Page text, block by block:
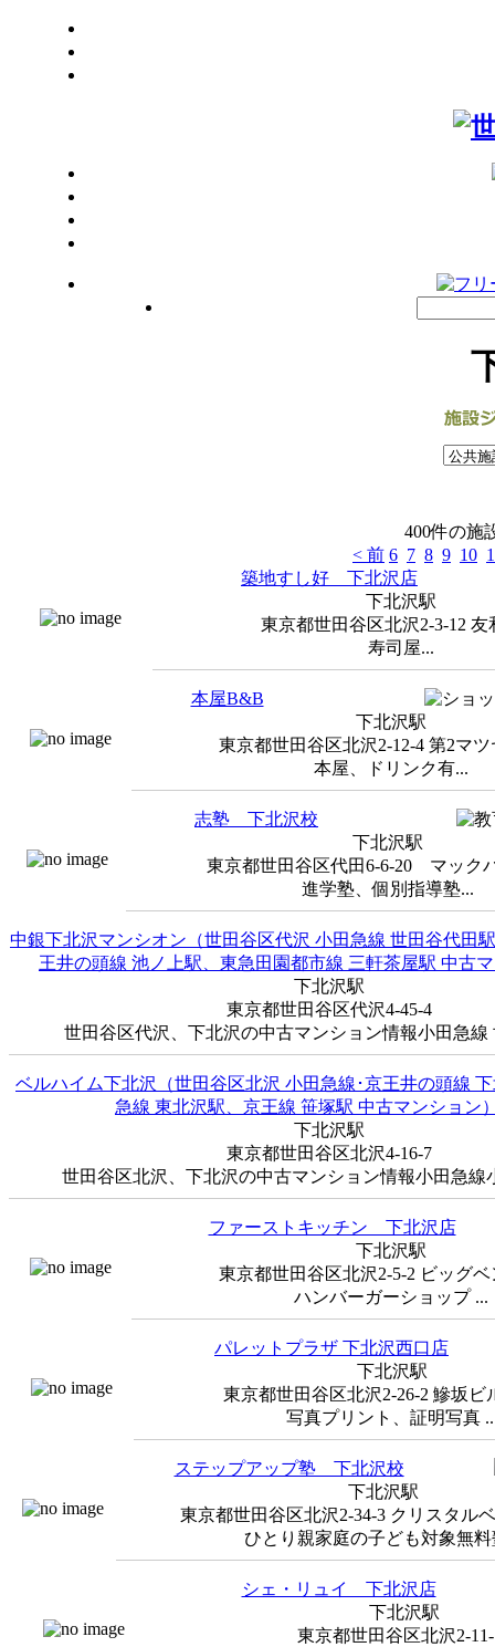
400件の施
< 前 6 7 8 9 10
築地すし好 下北沢店
下北沢駅
東京都世田谷区北沢2-3-12 友
寿司屋...
本屋B&B
下北沢駅
東京都世田谷区北沢2-12-4 第2マツ
本屋、ドリンク有...
志塾 下北沢校
下北沢駅
東京都世田谷区代田6-6-20 マック
進学塾、個別指導塾...
中銀下北沢マンシオン（世田谷区代沢 小田急線 世田谷代田
王井の頭線 池ノ上駅、東急田園都市線 三軒茶屋駅 中古
下北沢駅
東京都世田谷区代沢4-45-4
世田谷区代沢、下北沢の中古マンション情報小田急線
ベルハイム下北沢（世田谷区北沢 小田急線･京王井の頭線
急線 東北沢駅、京王線 笹塚駅 中古マンション
下北沢駅
東京都世田谷区北沢4-16-7
世田谷区北沢、下北沢の中古マンション情報小田急線
ファーストキッチン 下北沢店
下北沢駅
東京都世田谷区北沢2-5-2 ビッグベ
ハンバーガーショップ ...
パレットプラザ 下北沢西口店
下北沢駅
東京都世田谷区北沢2-26-2 鰺坂ビ
写真プリント、証明写真
ステップアップ塾 下北沢校
下北沢駅
東京都世田谷区北沢2-34-3 クリスタル
ひとり親家庭の子ども対象無料
シェ・リュイ 下北沢店
下北沢駅
東京都世田谷区北沢2-